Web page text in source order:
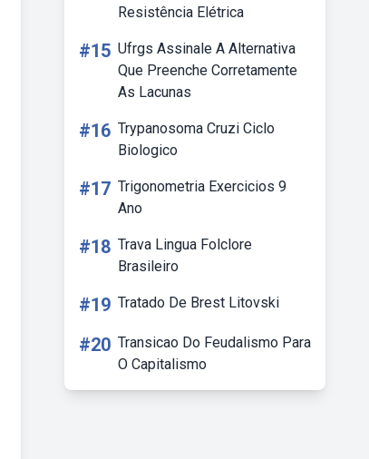
Resistência Elétrica
#15 Ufrgs Assinale A Alternativa
Que Preenche Corretamente
As Lacunas
#16 Trypanosoma Cruzi Ciclo
Biologico
#17 Trigonometria Exercicios 9
Ano
#18 Trava Lingua Folclore
Brasileiro
#19 Tratado De Brest Litovski
#20 Transicao Do Feudalismo Para
O Capitalismo